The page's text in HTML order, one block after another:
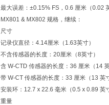
最大误差：±0.15% FS，0.6 厘米（0.02
MX801 & MX802 规格，继续：
尺寸
记录仪直径：4.14厘米（1.63英寸）
不含传感器的长度：20厘米（8英寸）
含 W-CTD 传感器的长度：36 厘米（14
带 W-CT 传感器的长度：33 厘米（13 英
安装环：12.7 x 22.6 毫米（0.5 x 0.89 英
重量